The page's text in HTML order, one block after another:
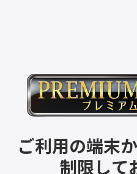
ご利用の端末
制限して